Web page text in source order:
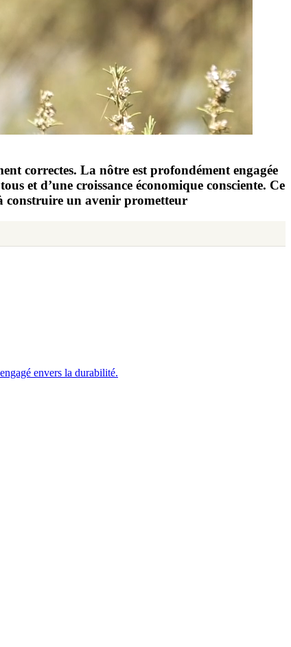
correctes. La nôtre est profondément engagée
et d’une croissance économique consciente. Ce
construire un avenir prometteur
envers la durabilité.